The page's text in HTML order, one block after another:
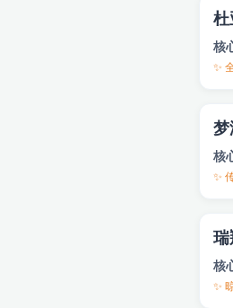
核
✨
梦
核
✨
瑞
核
✨